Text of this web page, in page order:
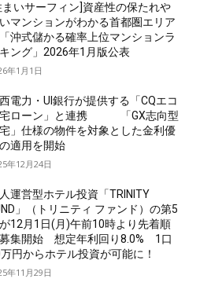
まいサーフィン]資産性の保たれや
マンションがわかる首都圏エリア
沖式儲かる確率上位マンションラ
ング」2026年1月版公表
年1月1日
電力・UI銀行が提供する「CQエコ
ローン」と連携 「GX志向型
」仕様の物件を対象とした金利優
適用を開始
年12月24日
運営型ホテル投資「TRINITY
」（トリニティ ファンド）の第5
12月1日(月)午前10時より先着順
集開始 想定年利回り8.0% 1口
円からホテル投資が可能に！
年11月29日